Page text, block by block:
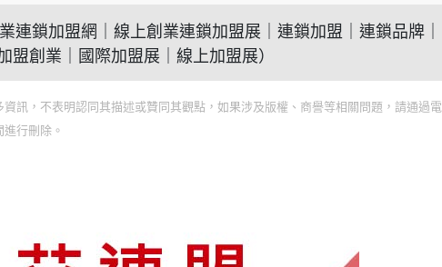
連鎖加盟網｜線上創業連鎖加盟展｜連鎖加盟｜連鎖品牌｜
創業｜國際加盟展｜線上加盟展）
訊，不表明認同其描述或贊同其觀點，如果涉及版權、商譽等相關問題，請通過電
行刪除。